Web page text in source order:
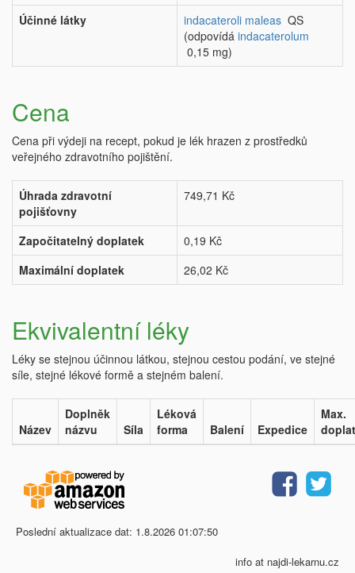
Účinné látky
indacateroli maleas QS
(odpovídá indacaterolum
0,15 mg)
Cena
Cena při výdeji na recept, pokud je lék hrazen z prostředků
veřejného zdravotního pojištění.
Úhrada zdravotní
pojišťovny
749,71 Kč
Započitatelný doplatek
0,19 Kč
Maximální doplatek
26,02 Kč
Ekvivalentní léky
Léky se stejnou účinnou látkou, stejnou cestou podání, ve stejné
síle, stejné lékové formě a stejném balení.
Název
Doplněk
názvu
Síla
Léková
forma
Balení Expedice
Max.
Poslední aktualizace dat: 1.8.2026 01:07:50
info at najdi-lekarnu.cz